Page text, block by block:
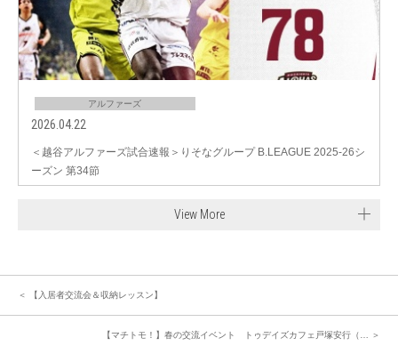
アルファーズ
2026.04.22
＜越谷アルファーズ試合速報＞りそなグループ B.LEAGUE 2025-26シ
ーズン 第34節
View More
＜ 【入居者交流会＆収納レッスン】
【マチトモ！】春の交流イベント トゥデイズカフェ戸塚安行（… ＞